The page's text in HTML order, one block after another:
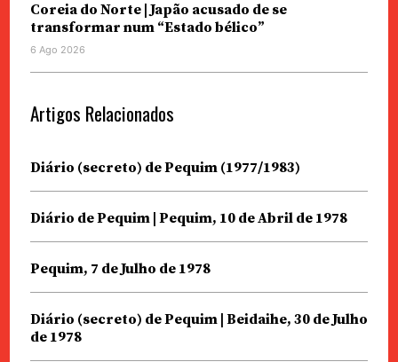
Coreia do Norte | Japão acusado de se
transformar num “Estado bélico”
6 Ago 2026
Artigos Relacionados
Diário (secreto) de Pequim (1977/1983)
Diário de Pequim | Pequim, 10 de Abril de 1978
Pequim, 7 de Julho de 1978
Diário (secreto) de Pequim | Beidaihe, 30 de Julho
de 1978